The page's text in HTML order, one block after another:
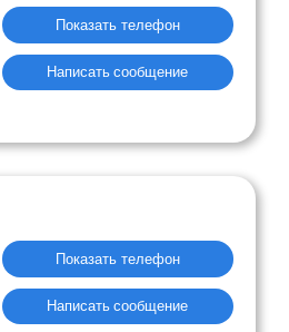
Показать телефон
Написать сообщение
Показать телефон
Написать сообщение